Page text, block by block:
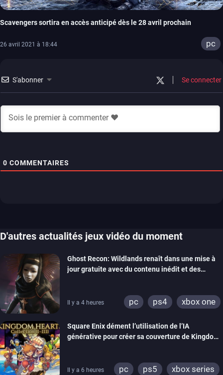
Scavengers sortira en accès anticipé dès le 28 avril prochain
26 avril 2021 à 18:44 pc
S'abonner Se connecter
0 COMMENTAIRES
D'autres actualités jeux vidéo du moment
Ghost Recon: Wildlands renaît dans une mise à
jour gratuite avec du contenu inédit et des
Il y a 4 heures pc ps4 xbox one
Square Enix dément l’utilisation de l’IA
générative pour créer sa couverture de Kingdom
Il y a 6 heures pc ps5
xbox series